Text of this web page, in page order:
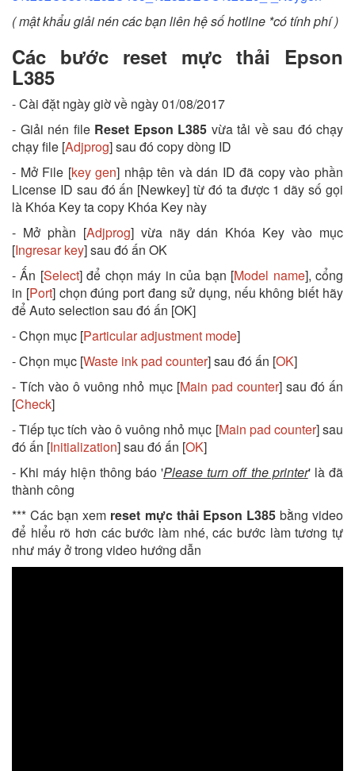
( mật khẩu giải nén các bạn liên hệ số hotline *có tính phí )
Các bước reset mực thải Epson
L385
- Cài đặt ngày giờ về ngày 01/08/2017
- Giải nén file Reset Epson L385 vừa tải về sau đó chạy
chạy file [Adjprog] sau đó copy dòng ID
- Mở File [key gen] nhập tên và dán ID đã copy vào phần
License ID sau đó ấn [Newkey] từ đó ta được 1 dãy số gọi
là Khóa Key ta copy Khóa Key này
- Mở phần [Adjprog] vừa nãy dán Khóa Key vào mục
[Ingresar key] sau đó ấn OK
- Ấn [Select] để chọn máy in của bạn [Model name], cổng
in [Port] chọn đúng port đang sử dụng, nếu không biết hãy
để Auto selection sau đó ấn [OK]
- Chọn mục [Particular adjustment mode]
- Chọn mục [Waste ink pad counter] sau đó ấn [OK]
- Tích vào ô vuông nhỏ mục [Main pad counter] sau đó ấn
[Check]
- Tiếp tục tích vào ô vuông nhỏ mục [Main pad counter] sau
đó ấn [Initialization] sau đó ấn [OK]
- Khi máy hiện thông báo 'Please turn off the printer' là đã
thành công
*** Các bạn xem reset mực thải Epson L385bằng video
để hiểu rõ hơn các bước làm nhé, các bước làm tương tự
như máy ở trong video hướng dẫn